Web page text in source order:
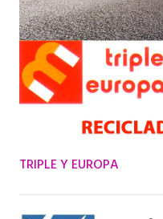
TRIPLE Y EUROPA